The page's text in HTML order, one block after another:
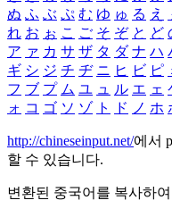
ぬ ふ ぶ ぷ む ゆ ゅ る え
れ お ぉ こ ご そ ぞ と ど
ア ァ カ サ ザ タ ダ ナ ハ
ギ シ ジ チ ヂ ニ ヒ ビ ピ
フ ブ プ ム ユ ュ ル エ ェ
ォ コ ゴ ソ ゾ ト ド ノ ホ
http://chineseinput.net/에서
할 수 있습니다.
변환된 중국어를 복사하